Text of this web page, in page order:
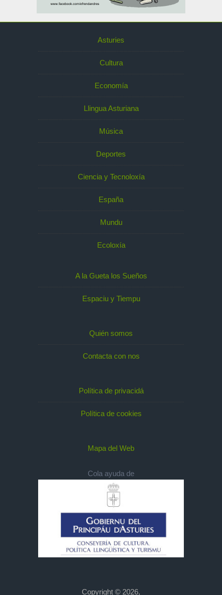
Asturies
Cultura
Economía
Llingua Asturiana
Música
Deportes
Ciencia y Tecnoloxía
España
Mundu
Ecoloxía
A la Gueta los Sueños
Espaciu y Tiempu
Quién somos
Contacta con nos
Política de privacidá
Política de cookies
Mapa del Web
Cola ayuda de
Copyright © 2026,